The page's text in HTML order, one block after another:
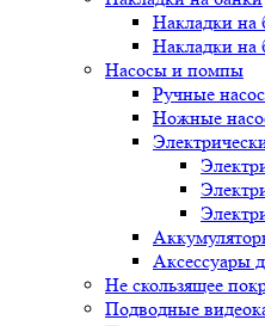
Накладки на
Накладки на
Насосы и помпы
Ручные
Ножные
Аксессуары
Не скользящее
Подводные